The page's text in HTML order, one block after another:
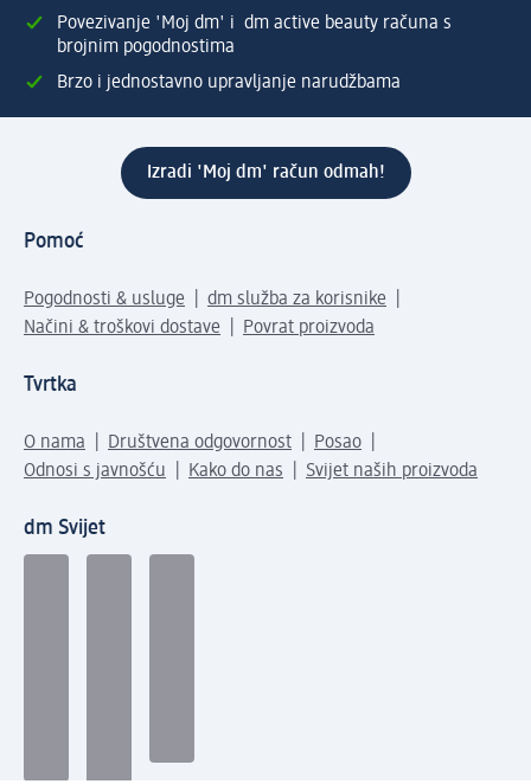
Povezivanje 'Moj dm' i dm active beauty računa s
brojnim pogodnostima
Brzo i jednostavno upravljanje narudžbama
Izradi 'Moj dm' račun odmah!
Pomoć
Pogodnosti & usluge
dm služba za korisnike
Načini & troškovi dostave
Povrat proizvoda
Tvrtka
O nama Društvena odgovornost
Posao
Odnosi s javnošću
Kako do nas Svijet naših proizvoda
dm Svijet